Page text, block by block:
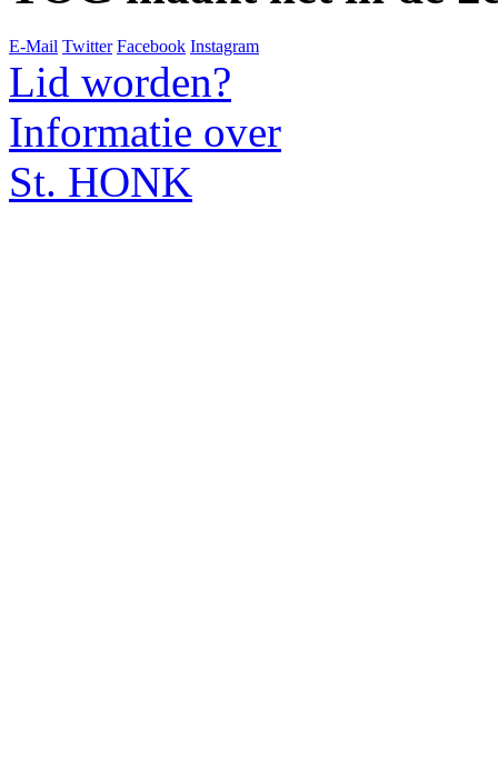
E-Mail Twitter Facebook Instagram
Lid worden?
Informatie over
St. HONK